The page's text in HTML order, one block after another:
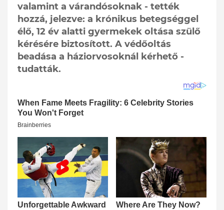
valamint a várandósoknak - tették
hozzá, jelezve: a krónikus betegséggel
élő, 12 év alatti gyermekek oltása szülő
kérésére biztosított. A védőoltás
beadása a háziorvosoknál kérhető -
tudatták.